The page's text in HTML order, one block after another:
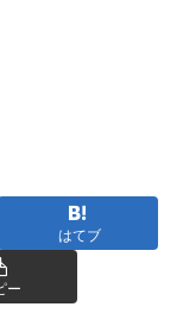
はてブ
ー